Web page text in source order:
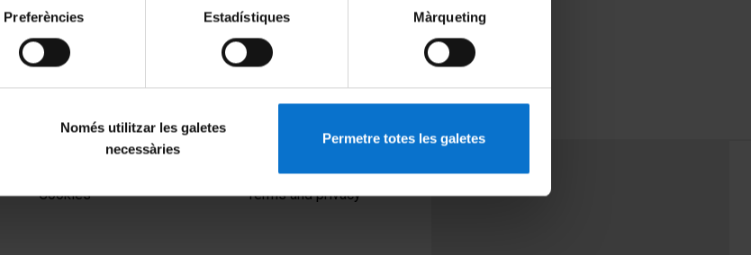
Preferències Estadístiques Màrqueting
Només utilitzar les galetes
necessàries
Permetre totes les galetes
Cookies
Terms and privacy